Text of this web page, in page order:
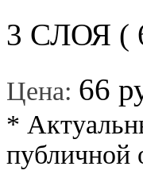
3 СЛОЯ
Цена: 66
*
публичной